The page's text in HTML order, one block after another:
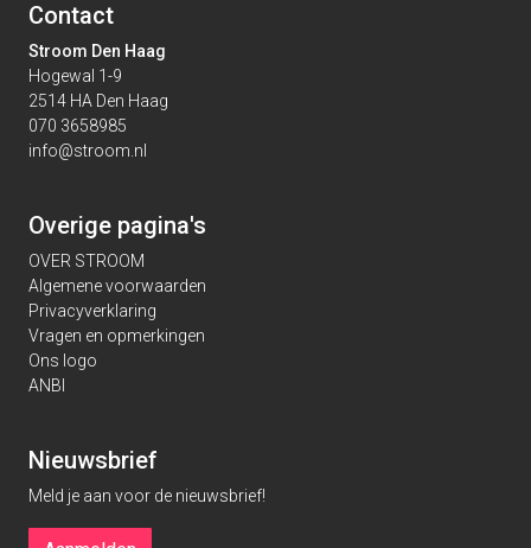
Contact
Stroom Den Haag
Hogewal 1-9
2514 HA Den Haag
070 3658985
info@stroom.nl
Overige pagina's
OVER STROOM
Algemene voorwaarden
Privacyverklaring
Vragen en opmerkingen
Ons logo
ANBI
Nieuwsbrief
Meld je aan voor de nieuwsbrief!